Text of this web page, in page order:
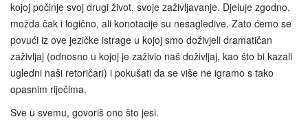
kojoj počinje svoj drugi život, svoje zaživljavanje. Djeluje zgodno,
možda čak i logično, ali konotacije su nesagledive. Zato ćemo se
povući iz ove jezičke istrage u kojoj smo doživjeli dramatičan
zaživljaj (odnosno u kojoj je zaživio naš doživljaj, kao što bi kazali
ugledni naši retoričari) i pokušati da se više ne igramo s tako
opasnim riječima.
Sve u svemu, govoriš ono što jesi.